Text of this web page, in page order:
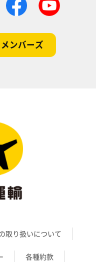
ンバーズ
取り扱いについて
各種約款